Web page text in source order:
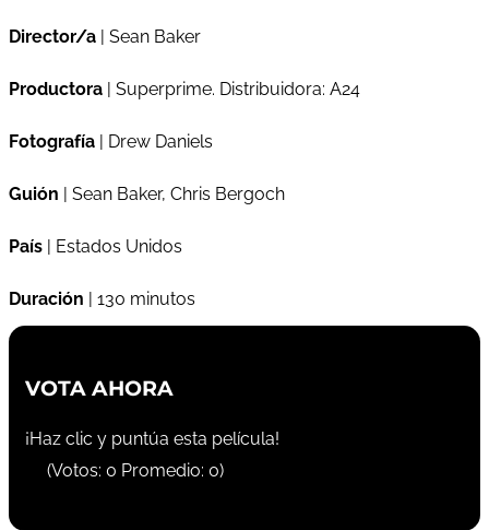
Director/a | Sean Baker
Productora | Superprime. Distribuidora: A24
Fotografía | Drew Daniels
Guión | Sean Baker, Chris Bergoch
País | Estados Unidos
Duración | 130 minutos
VOTA AHORA
¡Haz clic y puntúa esta película!
(Votos: 0 Promedio: 0)